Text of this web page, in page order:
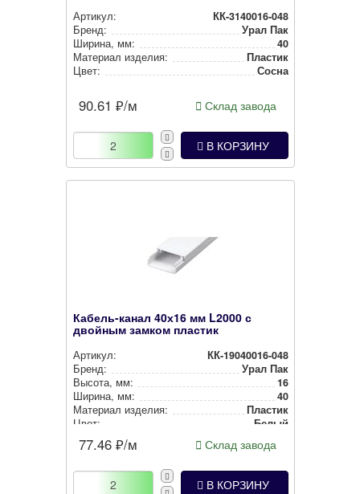
Артикул:
КК-3140016-048
Бренд:
Урал Пак
Ширина, мм:
40
Материал изделия:
Пластик
Цвет:
Сосна
90.61 ₽/м Склад завода
В КОРЗИНУ
Кабель-канал 40х16 мм L2000 с
двойным замком пластик
Артикул:
КК-19040016-048
Бренд:
Урал Пак
Высота, мм:
16
Ширина, мм:
40
Материал изделия:
Пластик
Цвет:
Белый
77.46 ₽/м Склад завода
В КОРЗИНУ